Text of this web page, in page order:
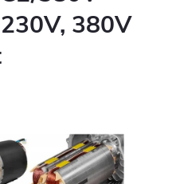
380V